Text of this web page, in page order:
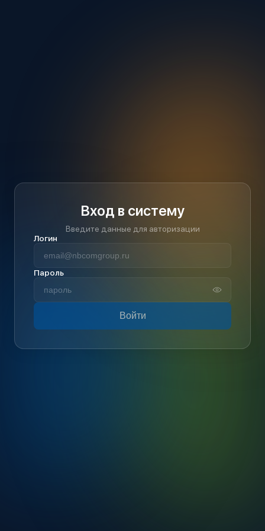
Вход в систему
Введите данные для авторизации
Логин
Пароль
Войти